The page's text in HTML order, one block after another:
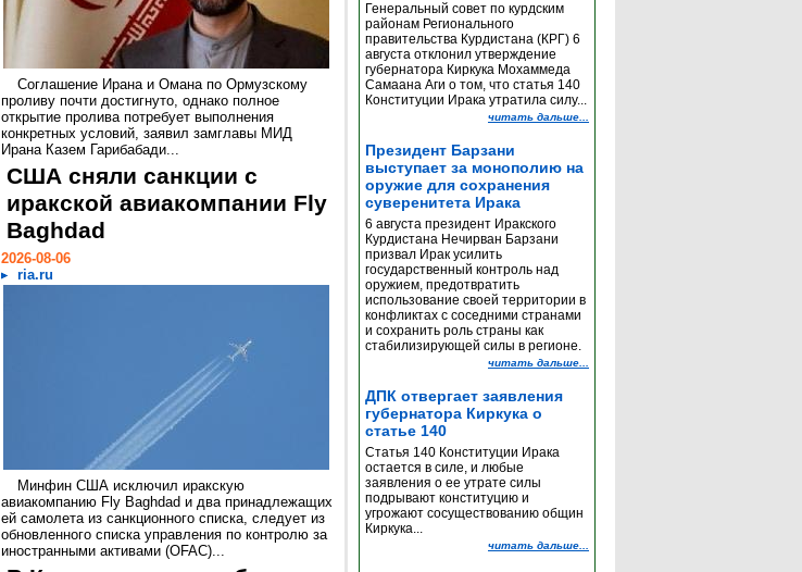
Соглашение Ирана и Омана по Ормузскому
проливу почти достигнуто, однако полное
открытие пролива потребует выполнения
конкретных условий, заявил замглавы МИД
Ирана Казем Гарибабади...
США сняли санкции с
иракской авиакомпании Fly
Baghdad
2026-08-06
ria.ru
Минфин США исключил иракскую
авиакомпанию Fly Baghdad и два принадлежащих
ей самолета из санкционного списка, следует из
обновленного списка управления по контролю за
иностранными активами (OFAC)...
Генеральный совет по курдским
районам Регионального
правительства Курдистана (КРГ) 6
августа отклонил утверждение
губернатора Киркука Мохаммеда
Самаана Аги о том, что статья 140
Конституции Ирака утратила силу...
читать дальше...
Президент Барзани
выступает за монополию на
оружие для сохранения
суверенитета Ирака
6 августа президент Иракского
Курдистана Нечирван Барзани
призвал Ирак усилить
государственный контроль над
оружием, предотвратить
использование своей территории в
конфликтах с соседними странами
и сохранить роль страны как
стабилизирующей силы в регионе.
читать дальше...
ДПК отвергает заявления
губернатора Киркука о
статье 140
Статья 140 Конституции Ирака
остается в силе, и любые
заявления о ее утрате силы
подрывают конституцию и
угрожают сосуществованию общин
Киркука...
читать дальше...